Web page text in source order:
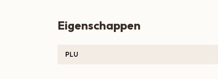
Eigenschappen
PLU